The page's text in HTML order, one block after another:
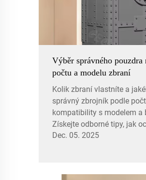
Výběr správného pouzdra
počtu a modelu zbraní
Kolik zbraní vlastníte a
správný zbrojník podle
kompatibility s modelem a
Získejte odborné tipy, jak
investici už dnes.
Dec. 05. 2025